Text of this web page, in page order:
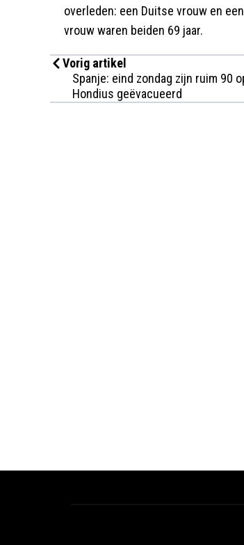
overleden: een Duitse vrouw en
vrouw waren beiden 69 jaar.
Vorig artikel
Spanje: eind zondag zijn ruim 90
Hondius geëvacueerd